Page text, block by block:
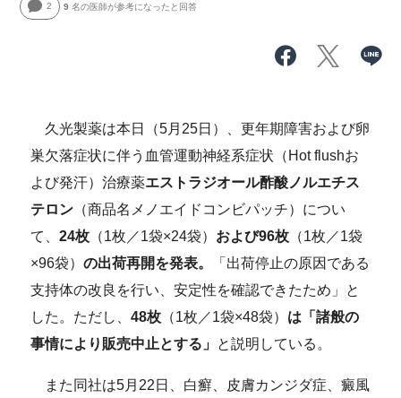
2 9 名の医師が参考になったと回答
久光製薬は本日（5月25日）、更年期障害および卵
巣欠落症状に伴う血管運動神経系症状（Hot flushお
よび発汗）治療薬エストラジオール酢酸ノルエチス
テロン （商品名メノエイドコンビパッチ）につい
て、24枚 （1枚／1袋×24袋） および96枚 （1枚／1袋
×96袋）の出荷再開を発表。
「出荷停止の原因である
支持体の改良を行い、安定性を確認できたため」と
した。ただし、48枚 （1枚／1袋×48袋） は「諸般の
事情により販売中止とする」 と説明している。
また同社は5月22日、白癬、皮膚カンジダ症、癜風